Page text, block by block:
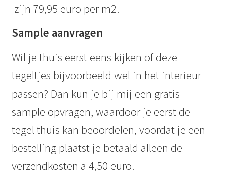
zijn 79,95 euro per m2.
Sample aanvragen
Wil je thuis eerst eens kijken of deze
tegeltjes bijvoorbeeld wel in het interieur
passen? Dan kun je bij mij een gratis
sample opvragen, waardoor je eerst de
tegel thuis kan beoordelen, voordat je een
bestelling plaatst je betaald alleen de
verzendkosten a 4,50 euro.